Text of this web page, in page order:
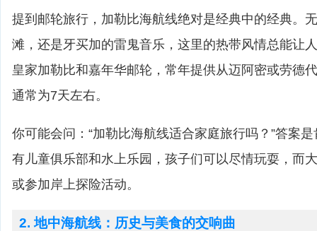
提到邮轮旅行，加勒比海航线绝对是经典中的经典。
滩，还是牙买加的雷鬼音乐，这里的热带风情总能让
皇家加勒比和嘉年华邮轮，常年提供从迈阿密或劳德
通常为7天左右。
你可能会问：“加勒比海航线适合家庭旅行吗？”答案
有儿童俱乐部和水上乐园，孩子们可以尽情玩耍，而
或参加岸上探险活动。
2. 地中海航线：历史与美食的交响曲